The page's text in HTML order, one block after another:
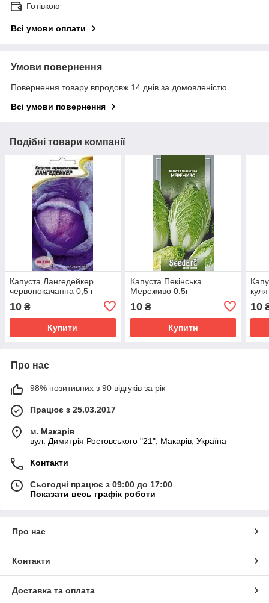
Готівкою
Всі умови оплати
Умови повернення
Повернення товару впродовж 14 днів за домовленістю
Всі умови повернення
Подібні товари компанії
Капуста Лангедейкер
червонокачанна 0,5 г
10 ₴
Купити
Капуста Пекінська
Мереживо 0.5г
10₴
Купити
10
Про нас
98% позитивних з 90 відгуків за рік
Працює з 25.03.2017
м. Макарів
вул. Димитрія Ростовського "21", Макарів, Україна
Контакти
Сьогодні працює з 09:00 до 17:00
Показати весь графік роботи
Про нас
Контакти
Доставка та оплата